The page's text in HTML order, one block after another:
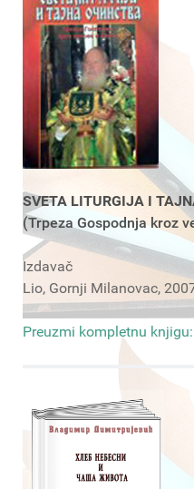
SVETA LITURGIJA I
(Trpeza Gospodnja kroz
Izdavač
Lio, Gornji Milanovac,
Preuzmi kompletnu